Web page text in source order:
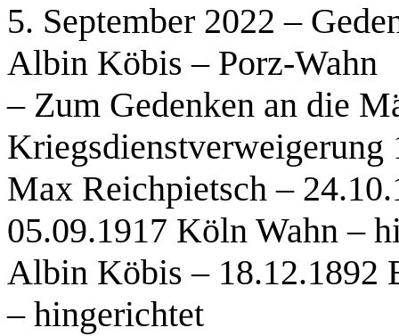
5. September 2022 –
Albin Köbis – Porz-Wahn
– Zum Gedenken an die
Kriegsdienstverweigerung
Max Reichpietsch –
05.09.1917 Köln Wahn –
Albin Köbis – 18.12.1892
– hingerichtet